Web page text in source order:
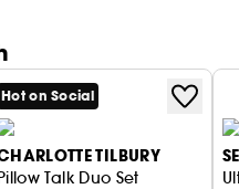
Hot on Social
TILBURY
Talk Duo Set